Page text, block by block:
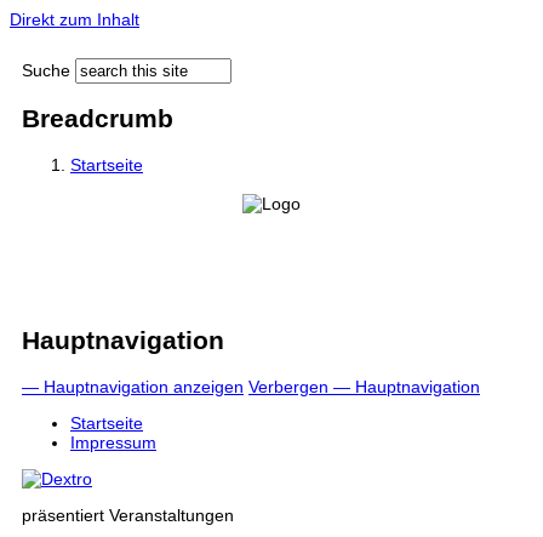
Direkt zum Inhalt
Suche
Breadcrumb
Startseite
Hauptnavigation
— Hauptnavigation anzeigen Verbergen — Hauptnavigation
Startseite
Impressum
präsentiert Veranstaltungen